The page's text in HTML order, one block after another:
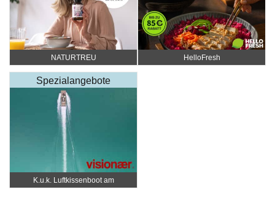
NATURTREU HelloFresh
Spezialangebote
K.u.k. Luftkissenboot am